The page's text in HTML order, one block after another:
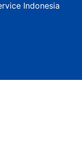
Indonesia